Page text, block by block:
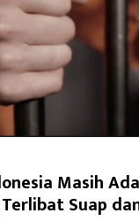
Masih
Suap